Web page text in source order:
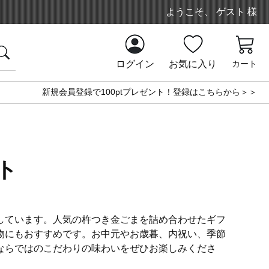
ようこそ、 ゲスト 様
ログイン お気に入り カート
新規会員登録で100ptプレゼント！登録はこちらから＞＞
います。人気の杵つき金ごまを詰め合わせたギフ
もおすすめです。お中元やお歳暮、内祝い、季節
ではのこだわりの味わいをぜひお楽しみくださ